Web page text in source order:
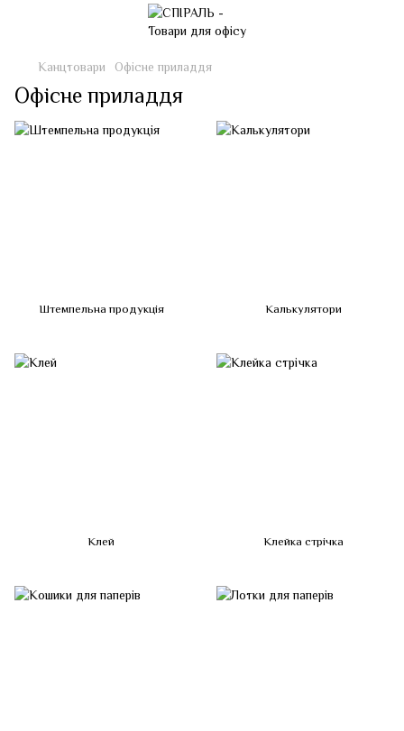
Канцтовари Офісне приладдя
Офісне приладдя
Штемпельна продукція Калькулятори
Клей Клейка стрічка